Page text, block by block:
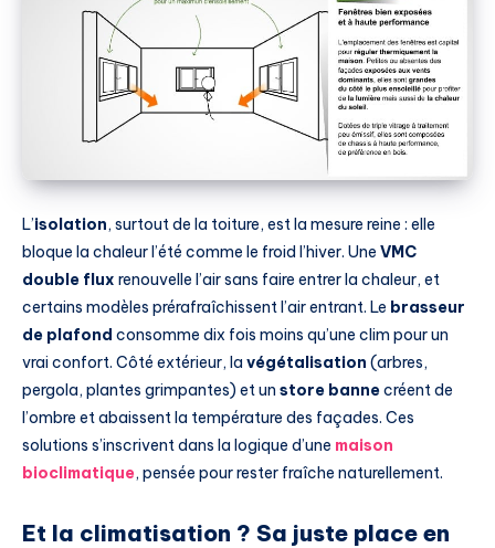
L’isolation, surtout de la toiture, est la mesure reine : elle
bloque la chaleur l’été comme le froid l’hiver. Une VMC
double flux renouvelle l’air sans faire entrer la chaleur, et
certains modèles prérafraîchissent l’air entrant. Le brasseur
de plafond consomme dix fois moins qu’une clim pour un
vrai confort. Côté extérieur, la végétalisation (arbres,
pergola, plantes grimpantes) et un store bannecréent de
l’ombre et abaissent la température des façades. Ces
solutions s’inscrivent dans la logique d’une maison
bioclimatique, pensée pour rester fraîche naturellement.
Et la climatisation ? Sa juste place en